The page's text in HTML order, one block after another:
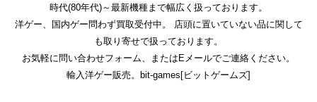
時代(80年代)～最新機種まで幅広く扱っております。
洋ゲー、国内ゲー問わず買取受付中。 店頭に置いていない品に関して
も取り寄せで扱っております。
お気軽に問い合わせフォーム、またはEメールでご連絡ください。
輸入洋ゲー販売。bit-games[ビットゲームズ]